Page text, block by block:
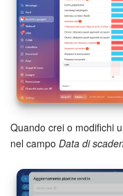
Dipendenti
Knowledge
Firma elettronica
Firma
Automazione
Flussi di lavoro
Quando crei o modifichi
nel campo Data di